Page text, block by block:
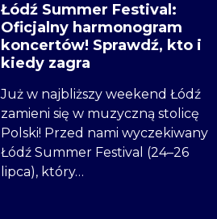
Łódź Summer Festival:
Oficjalny harmonogram
koncertów! Sprawdź, kto i
kiedy zagra
Już w najbliższy weekend Łódź
zamieni się w muzyczną stolicę
Polski! Przed nami wyczekiwany
Łódź Summer Festival (24–26
lipca), który…